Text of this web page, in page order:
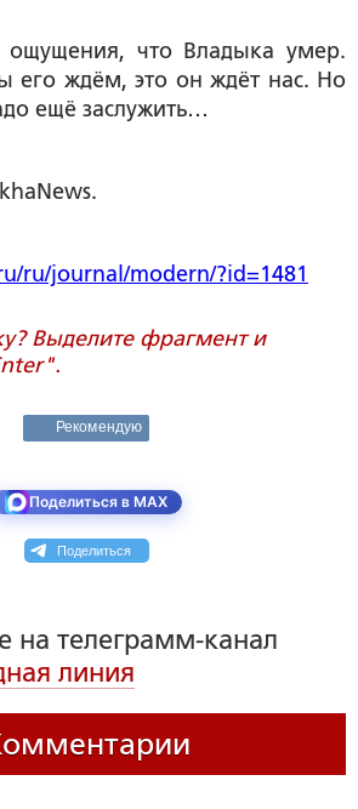
что Владыка умер.
его ждём, это он ждёт нас. Но
ещё заслужить…
ru/journal/modern/?id=1481
Выделите фрагмент и
Рекомендую
Поделиться в MAX
Поделиться
на телеграмм-канал
линия